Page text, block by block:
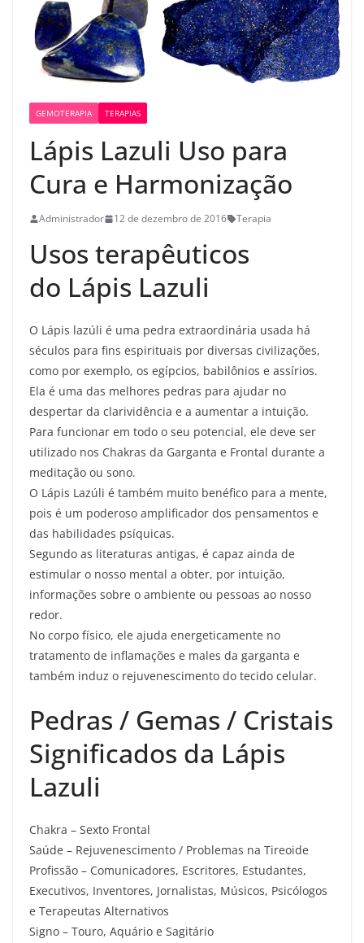
GEMOTERAPIA TERAPIAS
Lápis Lazuli Uso para
Cura e Harmonização
Administrador 12 de dezembro de 2016 Terapia
Usos terapêuticos
do Lápis Lazuli
O Lápis lazúli é uma pedra extraordinária usada há
séculos para fins espirituais por diversas civilizações,
como por exemplo, os egípcios, babilônios e assírios.
Ela é uma das melhores pedras para ajudar no
despertar da clarividência e a aumentar a intuição.
Para funcionar em todo o seu potencial, ele deve ser
utilizado nos Chakras da Garganta e Frontal durante a
meditação ou sono.
O Lápis Lazúli é também muito benéfico para a mente,
pois é um poderoso amplificador dos pensamentos e
das habilidades psíquicas.
Segundo as literaturas antigas, é capaz ainda de
estimular o nosso mental a obter, por intuição,
informações sobre o ambiente ou pessoas ao nosso
redor.
No corpo físico, ele ajuda energeticamente no
tratamento de inflamações e males da garganta e
também induz o rejuvenescimento do tecido celular.
Pedras / Gemas / Cristais
Significados da Lápis
Lazuli
Chakra – Sexto Frontal
Saúde – Rejuvenescimento / Problemas na Tireoide
Profissão – Comunicadores, Escritores, Estudantes,
Executivos, Inventores, Jornalistas, Músicos, Psicólogos
e Terapeutas Alternativos
Signo – Touro, Aquário e Sagitário